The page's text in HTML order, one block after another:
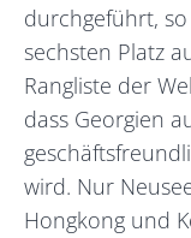
durchgeführt,
sechsten Platz
Rangliste der
dass Georgien
wird. Nur
Hongkong und